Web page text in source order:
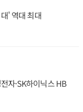
' 역대 최대
자·SK하이닉스 HB